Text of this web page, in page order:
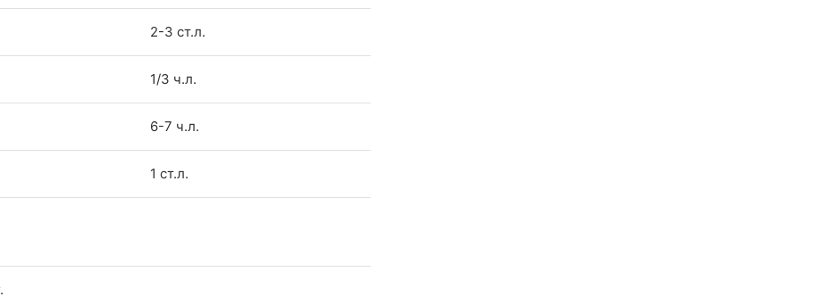
2-3 ст.л.
1/3 ч.л.
6-7 ч.л.
1 ст.л.